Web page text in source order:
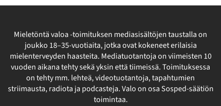
Mieletöntä valoa -toimituksen mediasisältöjen taustalla on
joukko 18–35-vuotiaita, jotka ovat kokeneet erilaisia
mielenterveyden haasteita. Mediatuotantoja on viimeisten 10
vuoden aikana tehty sekä yksin että tiimeissä. Toimituksessa
on tehty mm. lehteä, videotuotantoja, tapahtumien
striimausta, radiota ja podcasteja. Valo on osa Sosped-säätiön
toimintaa.